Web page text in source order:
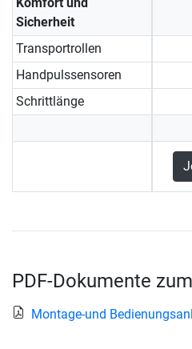
Sicherheit
Transportrollen
Handpulssensoren
Schrittlänge
PDF-Dokumente
Montage-und